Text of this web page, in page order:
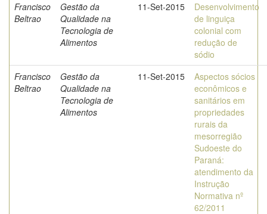
Francisco
Beltrao
Gestão da
Qualidade na
Tecnologia de
Alimentos
11-Set-2015
Desenvolvimento
de linguiça
colonial com
redução de
sódio
Francisco
Beltrao
Gestão da
Qualidade na
Tecnologia de
Alimentos
11-Set-2015
Aspectos sócios
econômicos e
sanitários em
propriedades
rurais da
mesorregião
Sudoeste do
Paraná:
atendimento da
Instrução
Normativa nº
62/2011